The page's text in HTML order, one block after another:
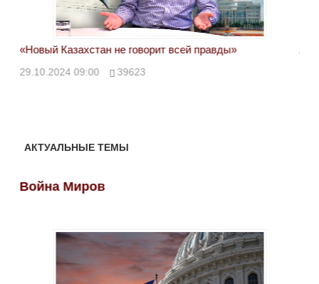
«Новый Казахстан не говорит всей правды»
29.10.2024 09:00 39623
АКТУАЛЬНЫЕ ТЕМЫ
Война Миров